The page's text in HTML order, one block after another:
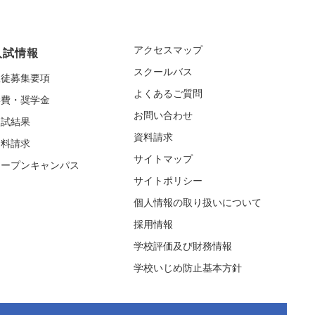
情報
募集要項
・奨学金
結果
請求
プンキャンパス
アクセスマップ
スクールバス
よくあるご質問
お問い合わせ
資料請求
サイトマップ
サイトポリシー
個人情報の取り扱いについて
採用情報
学校評価及び財務情報
学校いじめ防止基本方針